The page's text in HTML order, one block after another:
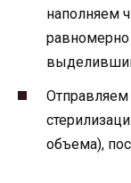
наполняем
Отправляем
объема),